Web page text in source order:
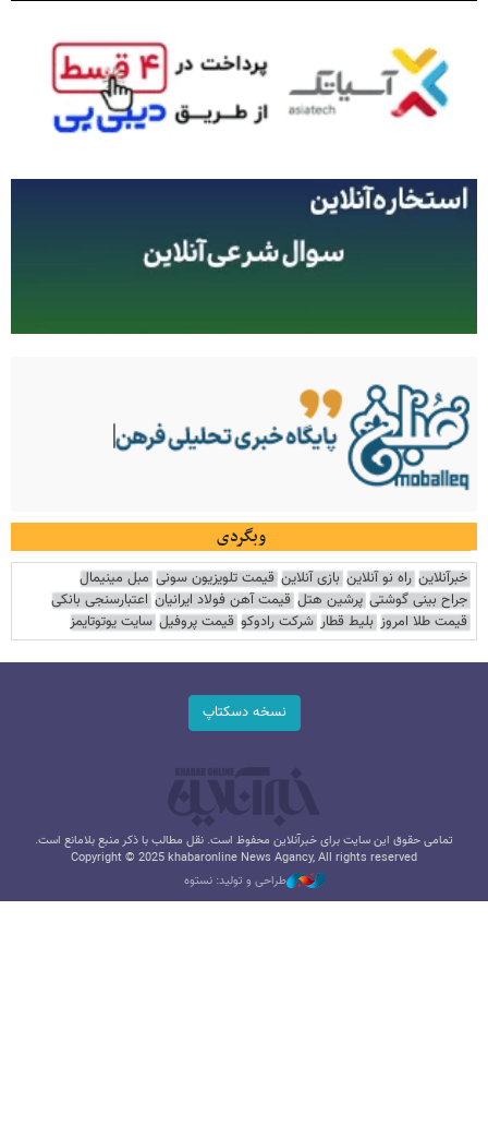
وبگردی
خبرآنلاین راه نو آنلاین بازی آنلاین قیمت تلویزیون سونی مبل مینیمال
جراح بینی گوشتی پرشین هتل قیمت آهن فولاد ایرانیان اعتبارسنجی بانکی
قیمت طلا امروز بلیط قطار شرکت رادوکو قیمت پروفیل سایت یوتوتایمز
نسخه دسکتاپ
تمامی حقوق این سایت برای خبرآنلاین محفوظ است. نقل مطالب با ذکر منبع بلامانع است.
Copyright © 2025 khabaronline News Agancy, All rights reserved
طراحی و تولید: نستوه